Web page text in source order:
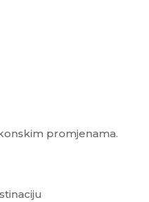
promjenama.